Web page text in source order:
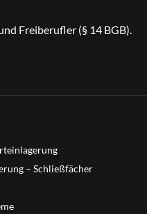
Freiberufler (§ 14 BGB).
– Schließfächer